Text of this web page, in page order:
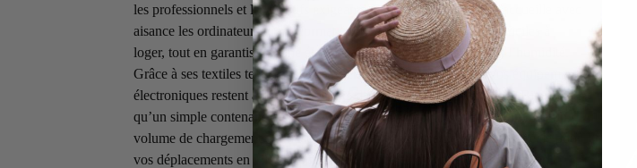
les professionnels et les créatifs exigeants.Sa structure généreuse accueille avec
aisance les ordinateurs grand format (16 et 17 pouces),souvent difficiles à
loger, tout en garantissant une étanchéité absolue contre la pluie et l’humidité.
Grâce à ses textiles techniques et ses fermetures éclair scellées,vos équipements
électroniques restent au sec,même lors des averses les plus intenses.Bien plus
qu’un simple contenant,ce sac est un bouclier technologique qui combine un
volume de chargement optimisé à une silhouette moderne et épurée,idéale pour
vos déplacements en ville,vos voyages d’affaires ou votre trajet quotidien.